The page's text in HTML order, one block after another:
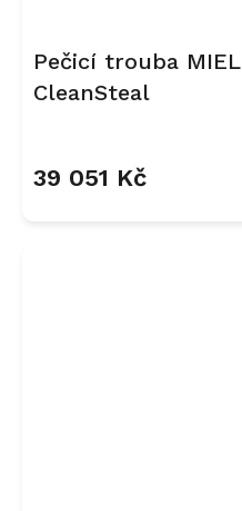
Pečicí trouba
CleanSteal
39 051 Kč